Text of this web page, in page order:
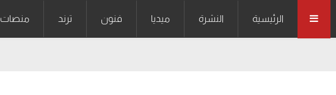
الرئيسية النشرة ميديا فنون ترند منصات